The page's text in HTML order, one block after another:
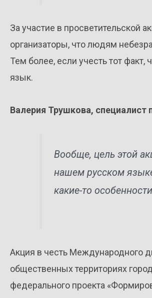
За участие в просветительской
организаторы, что людям
Тем более, если учесть тот
язык.
Валерия Трушкова,
Вообще, цель этой
нашем русском
какие-то
Акция в честь Международного
общественных территориях
федерального проекта